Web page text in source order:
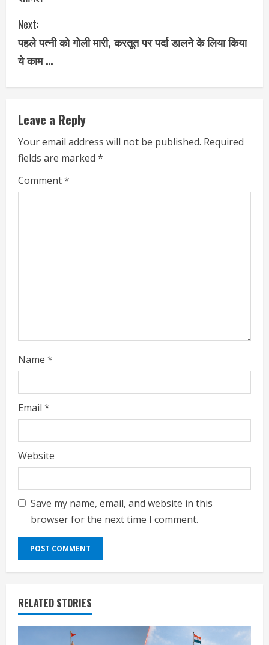
n
t
i
n
u
e
R
e
Next:
पहले पत्नी को गोली मारी, करतूत पर पर्दा डालने के लिया किया
ये काम …
Leave a Reply
Your email address will not be published. Required
fields are marked *
Comment*
Name *
Email *
Website
Save my name, email, and website in this
browser for the next time I comment.
RELATED STORIES